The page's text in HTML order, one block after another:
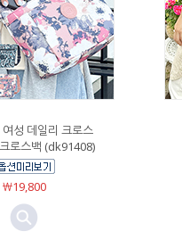
성 데일리 크로스
로스백 (dk91408)
￦19,800